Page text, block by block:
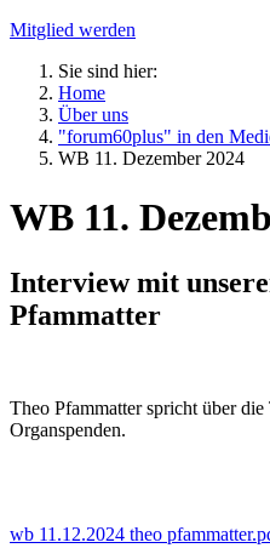
Mitglied werden
Sie sind hier:
Home
Über uns
"forum60plus" in den
WB 11. Dezember 2024
WB 11.
Interview mit
Pfammatter
Theo Pfammatter spricht über
Organspenden.
wb 11.12.2024 theo